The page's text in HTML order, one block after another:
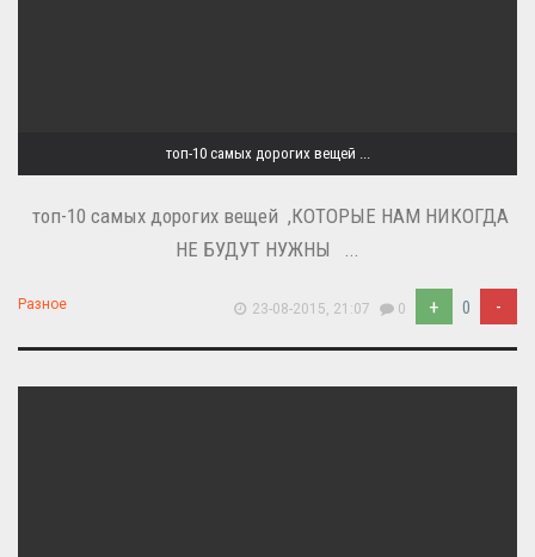
топ-10 самых дорогих вещей ...
топ-10 самых дорогих вещей ,КОТОРЫЕ НАМ НИКОГДА
НЕ БУДУТ НУЖНЫ ...
Разное 23-08-2015, 21:07 0 + 0 -